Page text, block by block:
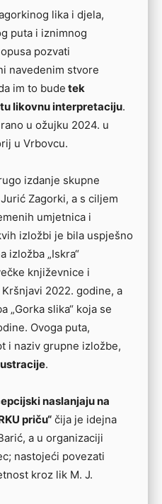
lika i djela,
puta i iznimnog
pozvati
navedenim stvore
im to bude tek
likovnu interpretaciju.
u ožujku 2024. u
u Vrbovcu.
izdanje skupne
Zagorki, a s ciljem
umjetnica i
izložbi je bila uspješno
izložba „Iskra“
književnice i
2022. godine, a
„Gorka slika“ koja se
Ovoga puta,
i naziv grupne izložbe,
.
naslanjaju na
priču“ čija je idejna
a u organizaciji
nastojeći povezati
kroz lik M. J.